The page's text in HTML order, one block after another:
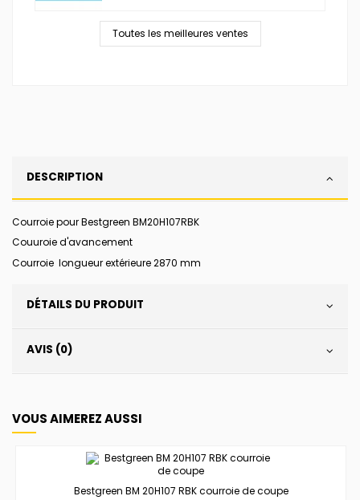
Toutes les meilleures ventes
DESCRIPTION
Courroie pour Bestgreen BM20H107RBK
Couuroie d'avancement
Courroie longueur extérieure 2870 mm
DÉTAILS DU PRODUIT
AVIS (0)
VOUS AIMEREZ AUSSI
Bestgreen BM 20H107 RBK courroie de coupe